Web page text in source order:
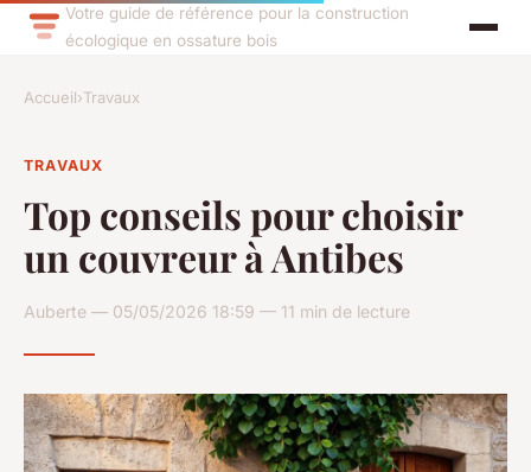
Votre guide de référence pour la construction
écologique en ossature bois
Accueil›Travaux
TRAVAUX
Top conseils pour choisir
un couvreur à Antibes
Auberte — 05/05/2026 18:59 — 11 min de lecture